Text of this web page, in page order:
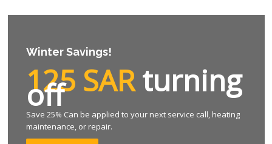
Winter Savings!
125 SARturning
off
Save 25% Can be applied to your next service call, heating
maintenance, or repair.